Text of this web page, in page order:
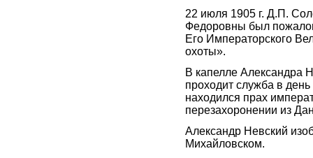
22 июля 1905 г. Д.П.
Федоровны был
Его Императорского
охоты».
В капелле Александра
проходит служба в
находился прах
перезахоронении из
Александр Невский
Михайловском.